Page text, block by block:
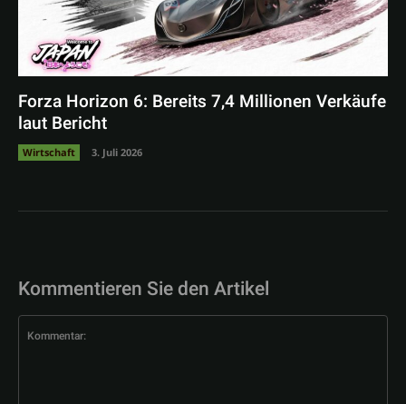
Forza Horizon 6: Bereits 7,4 Millionen Verkäufe
laut Bericht
Wirtschaft 3. Juli 2026
Kommentieren Sie den Artikel